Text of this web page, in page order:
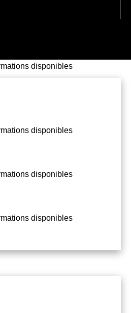
disponibles
disponibles
disponibles
disponibles